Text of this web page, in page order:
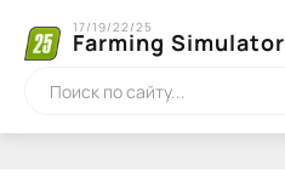
Farming Simulator
17/19/22/25